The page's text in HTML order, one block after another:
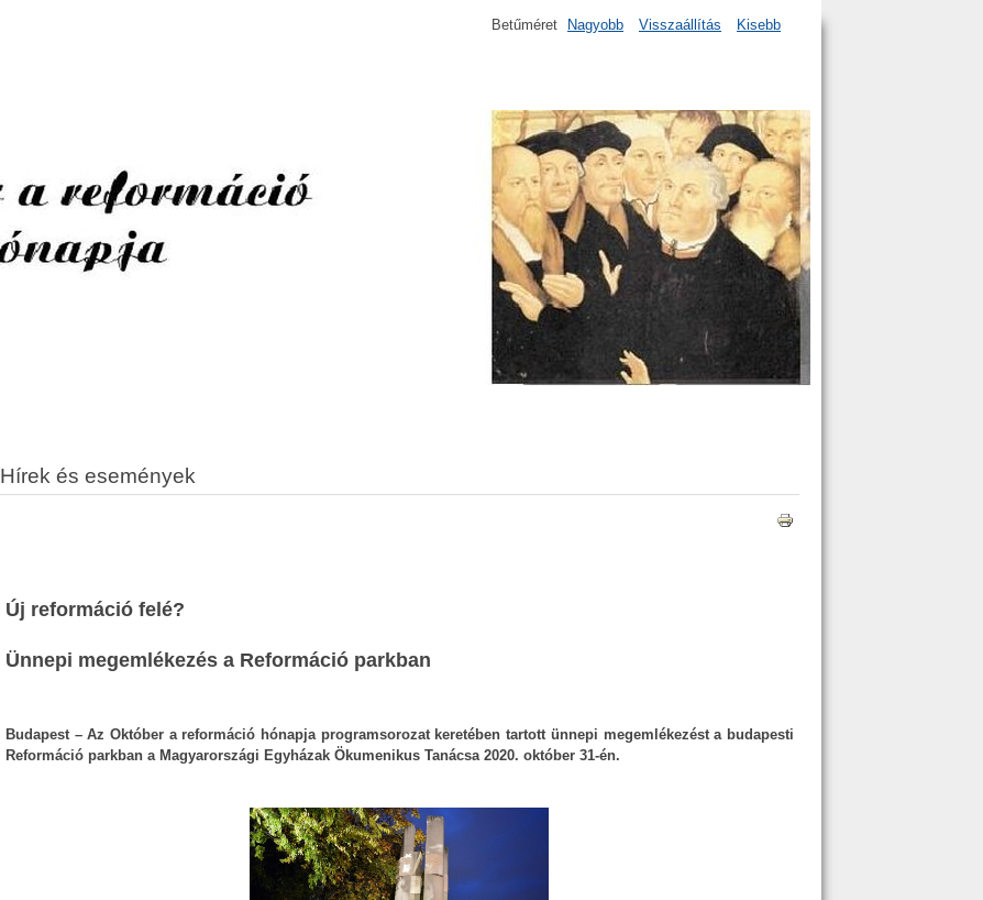
Betűméret Nagyobb Visszaállítás Kisebb
Hírek és események
Új reformáció felé?
Ünnepi megemlékezés a Reformáció parkban
Budapest – Az Október a reformáció hónapja programsorozat keretében tartott ünnepi megemlékezést a budapesti
Reformáció parkban a Magyarországi Egyházak Ökumenikus Tanácsa 2020. október 31-én.